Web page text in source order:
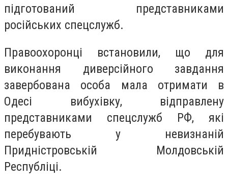
підготований представниками
російських спецслужб.
Правоохоронці встановили, що для
виконання диверсійного завдання
завербована особа мала отримати в
Одесі вибухівку, відправлену
представниками спецслужб РФ, які
перебувають у невизнаній
Придністровській Молдовській
Республіці.